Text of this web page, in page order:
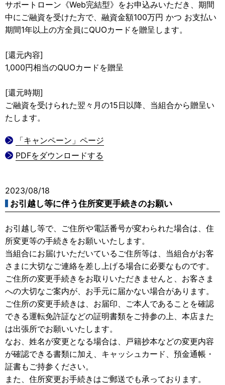
サポートローン《Web完結型》をお申込みいただき、期間
中にご融資を受けた方で、融資金額100万円 かつ お支払い
期間1年以上の方全員にQUOカードを贈呈します。
[還元内容]
1,000円相当のQUOカードを贈呈
[還元時期]
ご融資を受けられた翌々月の15日以降、当組合から贈呈い
たします。
「キャンペーン」ページ
PDFをダウンロードする
2023/08/18
お引越し等に伴う住所変更手続きのお願い
お引越し等で、ご住所や電話番号が変わられた場合は、住
所変更等の手続きをお願いいたします。
当組合にお届けいただいているご住所等は、当組合がお客
さまに大切なご連絡を差し上げる場合に必要なものです。
ご住所の変更手続きをお取りいただきませんと、お客さま
への大切なご案内が、お手元に届かない場合があります。
ご住所の変更手続きは、お届印、ご本人であることを確認
できる運転免許証などの証明書類をご持参の上、本店また
は出張所でお願いいたします。
なお、姓名が変更となる場合は、戸籍抄本などの変更内容
が確認できる書類に加え、キャッシュカード、預金通帳・
証書もご持参ください。
また、住所変更お手続きはご郵送でも承っております。